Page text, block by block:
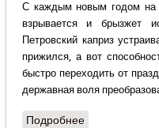
С каждым новым годом на
взрывается и брызжет
Петровский каприз
прижился, а вот
быстро переходить от
державная воля
Подробнеео Александр